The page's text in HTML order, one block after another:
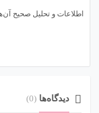
اطلاعات و تحلیل صحیح
دیدگاه‌ها (0)